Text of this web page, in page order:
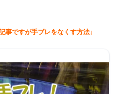
事ですが手ブレをなくす方法↓